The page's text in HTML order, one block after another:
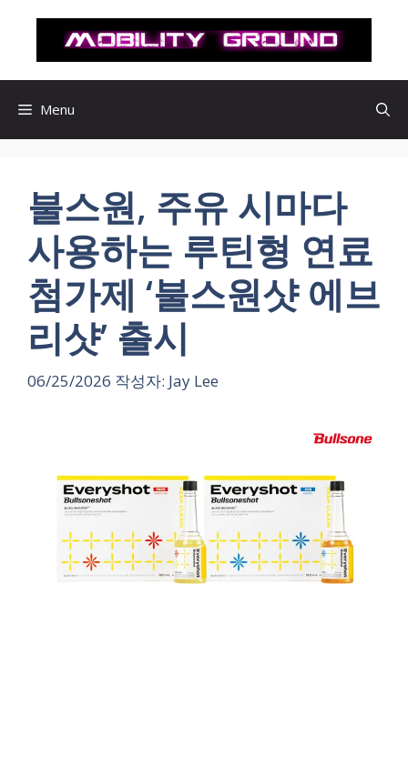
로
Menu
불스원, 주유 시마다
사용하는 루틴형 연료
첨가제 ‘불스원샷 에브
리샷’ 출시
06/25/2026 작성자: Jay Lee